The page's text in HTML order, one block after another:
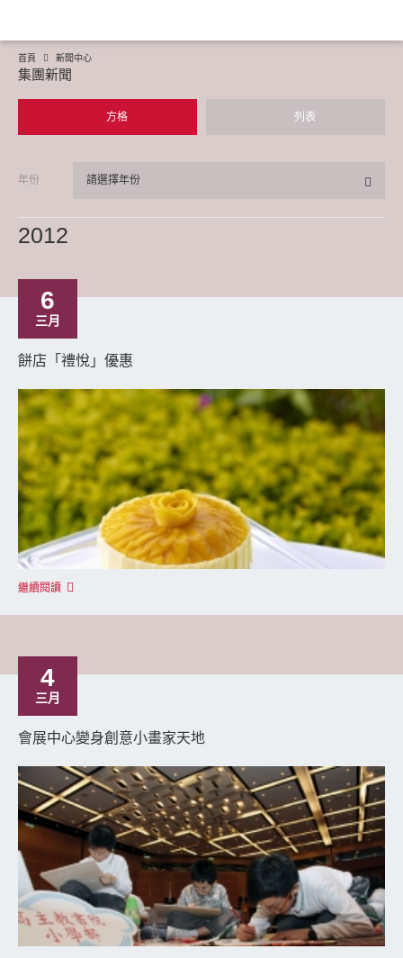
首頁 新聞中心
集團新聞
方格 列表
年份 請選擇年份
2012
6
三月
餅店「禮悅」優惠
繼續閱讀
4
三月
會展中心變身創意小畫家天地